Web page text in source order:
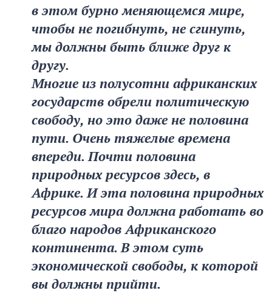
в этом бурно меняющемся мире,
чтобы не погибнуть, не сгинуть,
мы должны быть ближе друг к
другу.
Многие из полусотни африканских
государств обрели политическую
свободу, но это даже не половина
пути. Очень тяжелые времена
впереди. Почти половина
природных ресурсов здесь, в
Африке. И эта половина природных
ресурсов мира должна работать во
благо народов Африканского
континента. В этом суть
экономической свободы, к которой
вы должны прийти.